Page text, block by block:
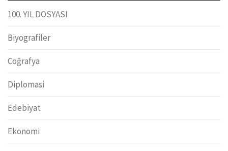
100. YIL DOSYASI
Biyografiler
Coğrafya
Diplomasi
Edebiyat
Ekonomi